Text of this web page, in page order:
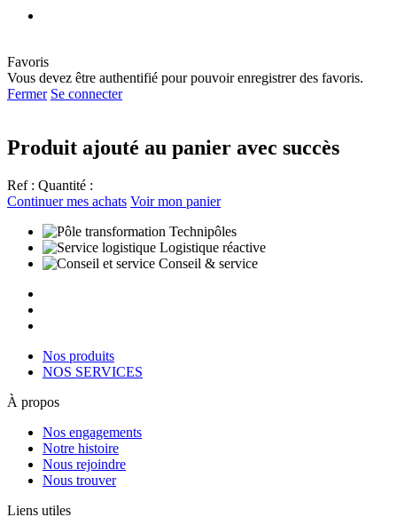
Favoris
Vous devez être authentifié pour pouvoir enregistrer des favoris.
Fermer Se connecter
Produit ajouté au panier avec succès
Ref : Quantité :
Continuer mes achats Voir mon panier
Technipôles
Logistique réactive
Conseil & service
Nos produits
NOS SERVICES
À propos
Nos engagements
Notre histoire
Nous rejoindre
Nous trouver
Liens utiles